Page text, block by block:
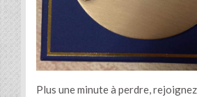
Plus une minute à perdre,